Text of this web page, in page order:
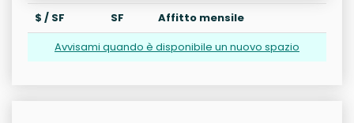
$ / SF SF
Affitto mensile
Avvisami quando è disponibile un nuovo spazio